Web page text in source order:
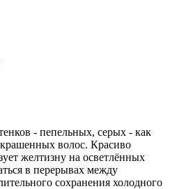
- пепельных, серых - как
волос. Красиво
желтизну на осветлённых
в перерывах между
сохранения холодного